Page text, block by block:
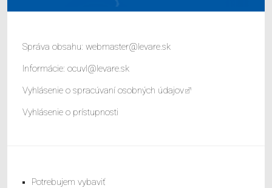
Správa obsahu: webmaster@levare.sk
Informácie: ocuvl@levare.sk
Vyhlásenie o spracúvaní osobných údajov
Vyhlásenie o prístupnosti
Potrebujem vybaviť